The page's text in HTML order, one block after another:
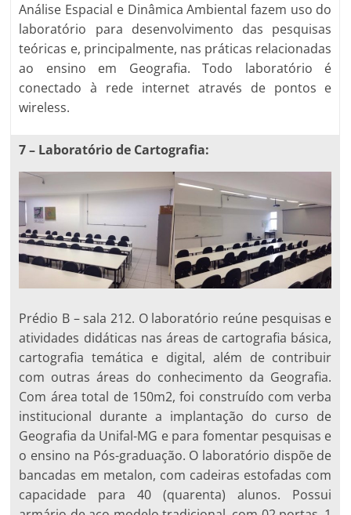
Análise Espacial e Dinâmica Ambiental fazem uso do
laboratório para desenvolvimento das pesquisas
teóricas e, principalmente, nas práticas relacionadas
ao ensino em Geografia. Todo laboratório é
conectado à rede internet através de pontos e
wireless.
7 – Laboratório de Cartografia:
Prédio B – sala 212. O laboratório reúne pesquisas e
atividades didáticas nas áreas de cartografia básica,
cartografia temática e digital, além de contribuir
com outras áreas do conhecimento da Geografia.
Com área total de 150m2, foi construído com verba
institucional durante a implantação do curso de
Geografia da Unifal-MG e para fomentar pesquisas e
o ensino na Pós-graduação. O laboratório dispõe de
bancadas em metalon, com cadeiras estofadas com
capacidade para 40 (quarenta) alunos. Possui